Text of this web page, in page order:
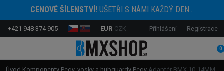
CENOVÉ ŠÍLENSTVÍ!UŠETŘI S NÁMI KAŽDÝ DEN...
+421 948 374 905 EUR CZK Přihlášení Registrace
0
Úvod Komponenty Pegy, vosky a hubguardy Pegy Adaptér BMX 10-14MM